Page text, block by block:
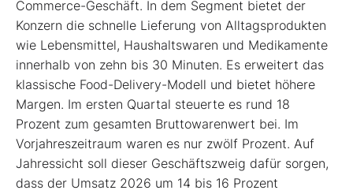
Commerce-Geschäft. In dem Segment bietet der
Konzern die schnelle Lieferung von Alltagsprodukten
wie Lebensmittel, Haushaltswaren und Medikamente
innerhalb von zehn bis 30 Minuten. Es erweitert das
klassische Food-Delivery-Modell und bietet höhere
Margen. Im ersten Quartal steuerte es rund 18
Prozent zum gesamten Bruttowarenwert bei. Im
Vorjahreszeitraum waren es nur zwölf Prozent. Auf
Jahressicht soll dieser Geschäftszweig dafür sorgen,
dass der Umsatz 2026 um 14 bis 16 Prozent